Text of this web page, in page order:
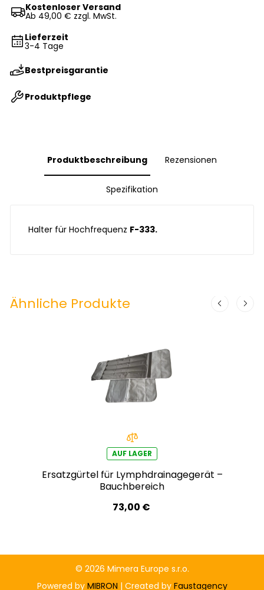
Kostenloser Versand
Ab 49,00 € zzgl. MwSt.
Lieferzeit
3-4 Tage
Bestpreisgarantie
Produktpflege
Produktbeschreibung Rezensionen
Spezifikation
Halter für Hochfrequenz F-333.
Ähnliche Produkte
AUF LAGER
Ersatzgürtel für Lymphdrainagegerät –
Bauchbereich
73,00 €
© 2026 Mimera Europe s.r.o.
Powered by MIBRON | Created by Faustagency